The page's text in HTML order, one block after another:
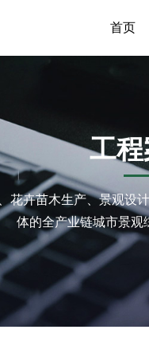
首页
工
花卉苗木生产、景观设
体的全产业链城市景观